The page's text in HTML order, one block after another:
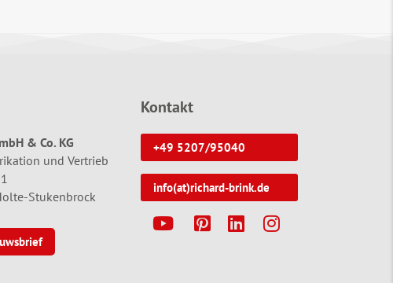
& Co. KG
und Vertrieb
Stukenbrock
Kontakt
+49 5207/95040
info(at)richard-brink.de